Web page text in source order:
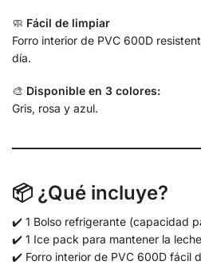
🧼 Fácil de limpiar
Forro interior de PVC 600D
día.
🎨 Disponible en 3 colores:
Gris, rosa y azul.
📦 ¿Qué incluye?
✔️ 1 Bolso refrigerante (capacidad
✔️ 1 Ice pack para mantener la
✔️ Forro interior de PVC 600D fácil